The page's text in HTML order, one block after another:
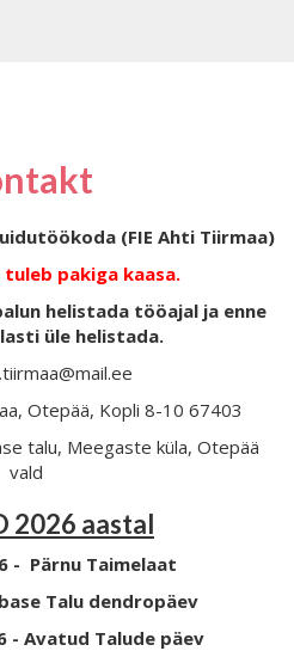
(FIE Ahti Tiirmaa)
pakiga kaasa.
helistada tööajal ja enne
üle helistada.
Otepää, Kopli 8-10 67403
talu, Meegaste küla, Otepää
vald
2026 aastal
- Pärnu Taimelaat
Talu dendropäev
- Avatud Talude päev